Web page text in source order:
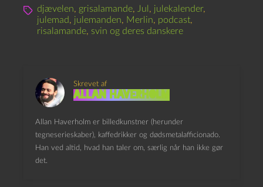
djævelen, grisalamande, Jul , julekalender,
julemad, julemanden, Merlin, podcast,
risalamande, svin og deres danskere
Skrevet af
Allan Haverholm
Allan Haverholm er billedkunstner (herunder
tegneserieskaber), kaffedrikker og dødsmetalafficionado.
Han ved altid, hvad han taler om, særlig når han ikke gør
det.